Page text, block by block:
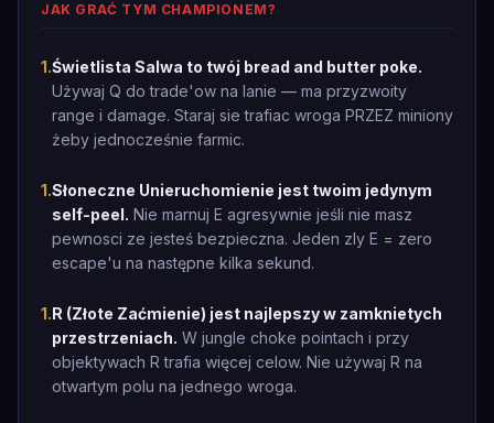
JAK GRAĆ TYM CHAMPIONEM?
1.Świetlista Salwa to twój bread and butter poke.
Używaj Q do trade'ow na lanie — ma przyzwoity
range i damage. Staraj sie trafiac wroga PRZEZ miniony
żeby jednocześnie farmic.
1.Słoneczne Unieruchomienie jest twoim jedynym
self-peel. Nie marnuj E agresywnie jeśli nie masz
pewnosci ze jesteś bezpieczna. Jeden zly E = zero
escape'u na następne kilka sekund.
1.R (Złote Zaćmienie) jest najlepszy w zamknietych
przestrzeniach. W jungle choke pointach i przy
objektywach R trafia więcej celow. Nie używaj R na
otwartym polu na jednego wroga.